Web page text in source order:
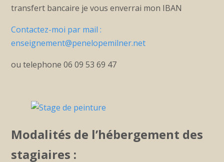
transfert bancaire je vous enverrai mon IBAN
Contactez-moi par mail :
enseignement@penelopemilner.net
ou telephone 06 09 53 69 47
Modalités de l’hébergement des
stagiaires :